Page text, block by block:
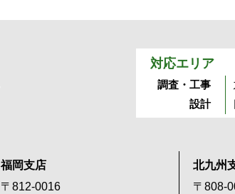
対応エリア
調査・工事
設計
福岡支店
〒812-0016
北九州
〒808-